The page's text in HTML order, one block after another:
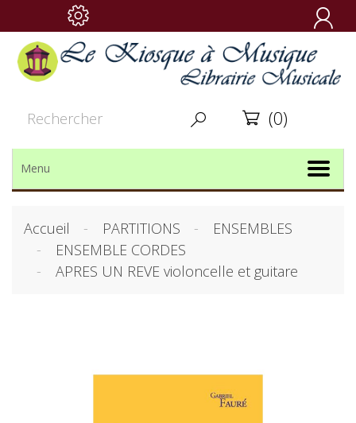

  (0)
Menu
Accueil PARTITIONS
ENSEMBLES
ENSEMBLE CORDES
APRES UN REVE violoncelle et guitare